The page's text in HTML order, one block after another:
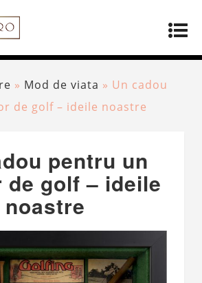
» Mod de viata » Un cadou
de golf – ideile noastre
pentru un
de golf – ideile
noastre